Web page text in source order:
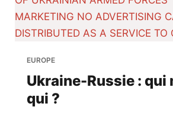
EUROPE
Ukraine-Russie : qui
qui ?